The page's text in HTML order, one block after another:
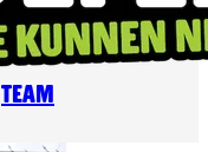
Team